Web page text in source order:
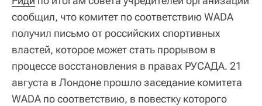
сообщил, что комитет по соответствию WADA
получил письмо от российских спортивных
властей, которое может стать прорывом в
процессе восстановления в правах РУСАДА. 21
августа в Лондоне прошло заседание комитета
WADA по соответствию, в повестку которого